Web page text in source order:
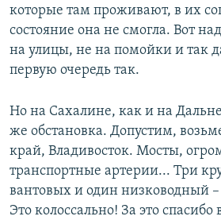
которые там проживают, в их
состояние она не смогла. Вот
на улицы, не на помойки и так
первую очередь так.
Но на Сахалине, как и на
же обстановка. Допустим,
край, Владивосток. Мосты,
транспортные артерии... Три
вантовых и один низководный –
Это колоссально! За это спасибо